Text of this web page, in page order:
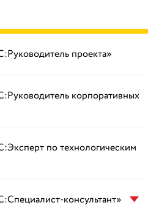
проекта»
корпоративных
по технологическим
консультант»